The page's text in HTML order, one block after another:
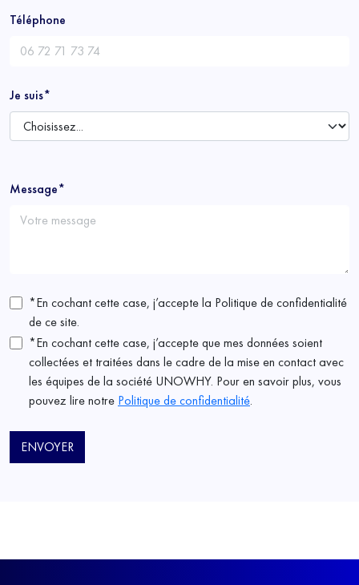
Téléphone
Je suis*
Message*
*En cochant cette case, j’accepte la Politique de confidentialité
de ce site.
*En cochant cette case, j’accepte que mes données soient
collectées et traitées dans le cadre de la mise en contact avec
les équipes de la société UNOWHY. Pour en savoir plus, vous
pouvez lire notre Politique de confidentialité.
ENVOYER